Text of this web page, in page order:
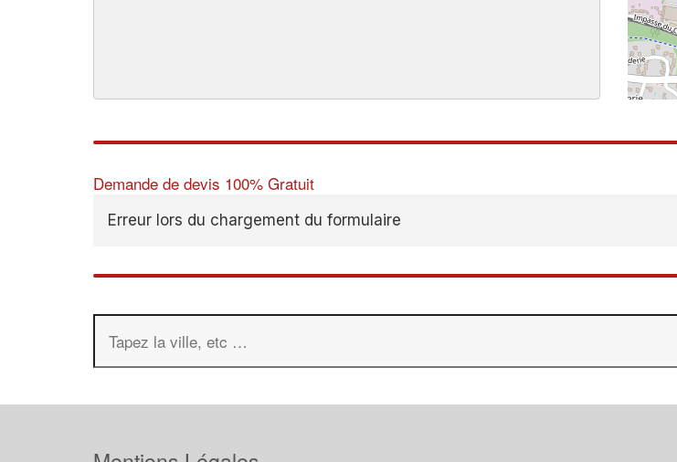
Demande de devis 100% Gratuit
Erreur lors du chargement du formulaire